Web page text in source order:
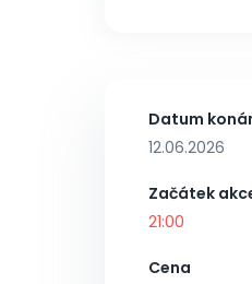
Datum
12.06.2026
Začátek
21:00
Cena